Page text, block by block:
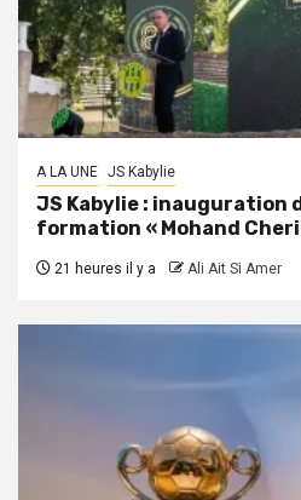
A LA UNE JS Kabylie
JS Kabylie : inauguration
formation « Mohand
21 heures il y a Ali Ait Si Amer